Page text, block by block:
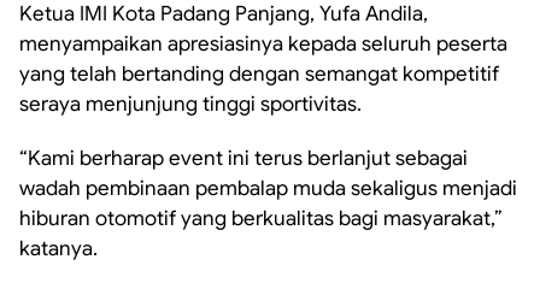
Ketua IMI Kota Padang Panjang, Yufa Andila,
menyampaikan apresiasinya kepada seluruh peserta
yang telah bertanding dengan semangat kompetitif
seraya menjunjung tinggi sportivitas.
“Kami berharap event ini terus berlanjut sebagai
wadah pembinaan pembalap muda sekaligus menjadi
hiburan otomotif yang berkualitas bagi masyarakat,”
katanya.